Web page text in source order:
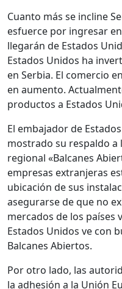
Cuanto más se incline
esfuerce por ingresar
llegarán de Estados
Estados Unidos ha
en Serbia. El comercio
en aumento.
productos a Estados
El embajador de
mostrado su respaldo a
regional «Balcanes
empresas extranjeras
ubicación de sus
asegurarse de que no
mercados de los países
Estados Unidos ve con
Balcanes Abiertos.
Por otro lado, las
la adhesión a la Unión